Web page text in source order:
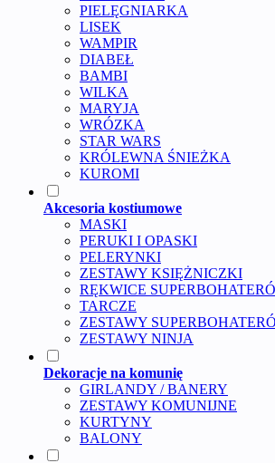
PIELĘGNIARKA
LISEK
WAMPIR
DIABEŁ
BAMBI
WILKA
MARYJA
WRÓZKA
STAR WARS
KRÓLEWNA ŚNIEŻKA
KUROMI
Akcesoria kostiumowe
MASKI
PERUKI I OPASKI
PELERYNKI
ZESTAWY KSIĘŻNICZKI
RĘKWICE
TARCZE
ZESTAWY
ZESTAWY NINJA
Dekoracje na komunię
GIRLANDY / BANERY
ZESTAWY KOMUNIJNE
KURTYNY
BALONY